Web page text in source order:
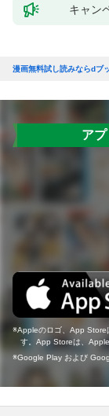
キャン
漫画無料試し読みならdブ
ア
Appleのロゴ、App Store
す。App Storeは、
Google Play および